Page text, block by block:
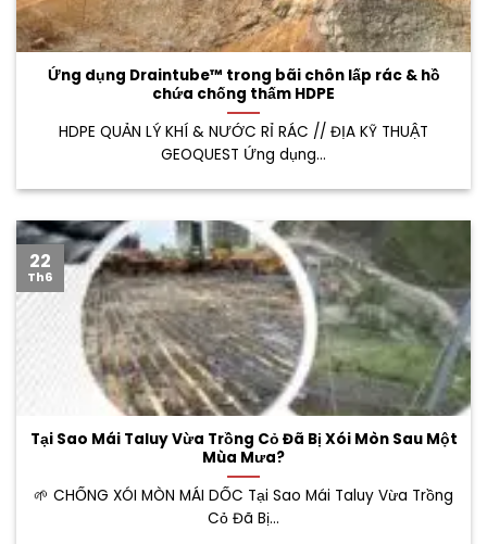
Ứng dụng Draintube™ trong bãi chôn lấp rác & hồ
chứa chống thấm HDPE
HDPE QUẢN LÝ KHÍ & NƯỚC RỈ RÁC // ĐỊA KỸ THUẬT
GEOQUEST Ứng dụng...
Tại Sao Mái Taluy Vừa Trồng Cỏ Đã Bị Xói Mòn Sau Một
Mùa Mưa?
🌱 CHỐNG XÓI MÒN MÁI DỐC Tại Sao Mái Taluy Vừa Trồng
Cỏ Đã Bị...
22
Th6